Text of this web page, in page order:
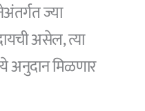
ज्या
असेल, त्या
अनुदान मिळणार